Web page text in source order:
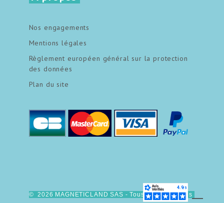
Nos engagements
Mentions légales
Règlement européen général sur la protection
des données
Plan du site
© 2026 MAGNETICLAND SAS - Tous droits réservés